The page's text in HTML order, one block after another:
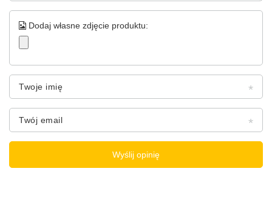
Dodaj własne zdjęcie produktu:
Twoje imię
Twój email
Wyślij opinię